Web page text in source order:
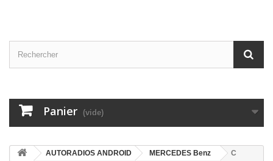
Panier (vide)
AUTORADIOS ANDROID MERCEDES Benz
C